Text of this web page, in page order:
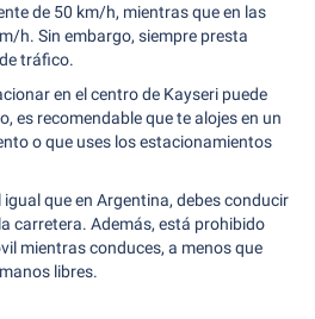
de 50 km/h, mientras que en las
h. Sin embargo, siempre presta
tráfico.
en el centro de Kayseri puede
es recomendable que te alojes en un
o que uses los estacionamientos
igual que en Argentina, debes conducir
carretera. Además, está prohibido
mientras conduces, a menos que
libres.